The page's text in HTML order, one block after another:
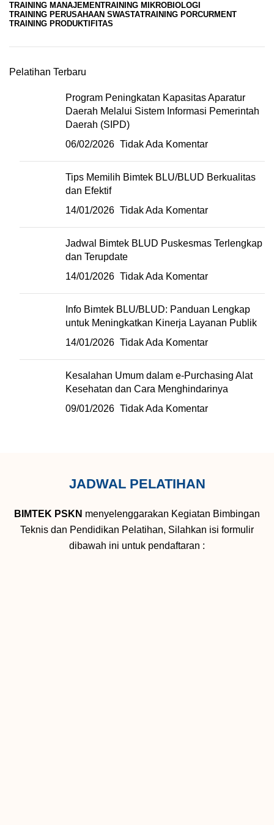
TRAINING MANAJEMENTRAINING MIKROBIOLOGI
TRAINING PERUSAHAAN SWASTATRAINING PORCURMENT
TRAINING PRODUKTIFITAS
Pelatihan Terbaru
Program Peningkatan Kapasitas Aparatur
Daerah Melalui Sistem Informasi Pemerintah
Daerah (SIPD)
06/02/2026 Tidak Ada Komentar
Tips Memilih Bimtek BLU/BLUD Berkualitas
dan Efektif
14/01/2026 Tidak Ada Komentar
Jadwal Bimtek BLUD Puskesmas Terlengkap
dan Terupdate
14/01/2026 Tidak Ada Komentar
Info Bimtek BLU/BLUD: Panduan Lengkap
untuk Meningkatkan Kinerja Layanan Publik
14/01/2026 Tidak Ada Komentar
Kesalahan Umum dalam e-Purchasing Alat
Kesehatan dan Cara Menghindarinya
09/01/2026 Tidak Ada Komentar
JADWAL PELATIHAN
BIMTEK PSKN menyelenggarakan Kegiatan Bimbingan
Teknis dan Pendidikan Pelatihan, Silahkan isi formulir
dibawah ini untuk pendaftaran :